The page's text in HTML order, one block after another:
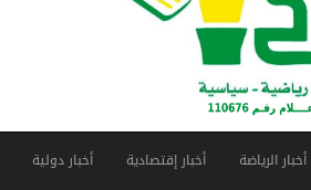
أخبار الرياضة أخبار إقتصادية أخبار دولية